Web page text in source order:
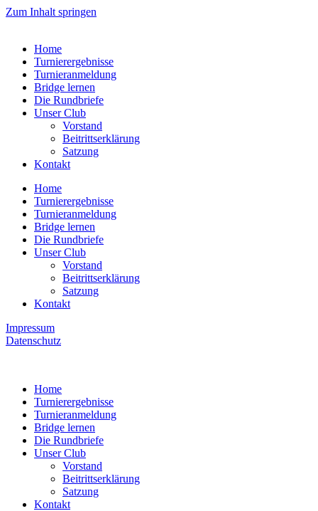
Zum Inhalt springen
Home
Turnierergebnisse
Turnieranmeldung
Bridge lernen
Die Rundbriefe
Unser Club
Vorstand
Beitrittserklärung
Satzung
Kontakt
Home
Turnierergebnisse
Turnieranmeldung
Bridge lernen
Die Rundbriefe
Unser Club
Vorstand
Beitrittserklärung
Satzung
Kontakt
Impressum
Datenschutz
Home
Turnierergebnisse
Turnieranmeldung
Bridge lernen
Die Rundbriefe
Unser Club
Vorstand
Beitrittserklärung
Satzung
Kontakt